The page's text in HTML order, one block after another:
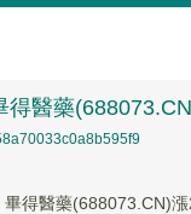
得醫藥
得醫藥(688073.CN)